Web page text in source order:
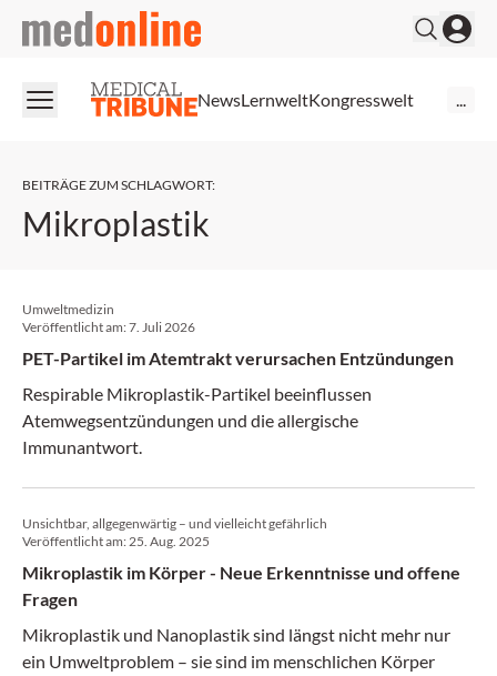
medonline
NewsLernweltKongresswelt
BEITRÄGE ZUM SCHLAGWORT:
Mikroplastik
Umweltmedizin
Veröffentlicht am:7. Juli 2026
PET-Partikel im Atemtrakt verursachen Entzündungen
Respirable Mikroplastik-Partikel beeinflussen
Atemwegsentzündungen und die allergische
Immunantwort.
Unsichtbar, allgegenwärtig – und vielleicht gefährlich
Veröffentlicht am:25. Aug. 2025
Mikroplastik im Körper - Neue Erkenntnisse und offene
Fragen
Mikroplastik und Nanoplastik sind längst nicht mehr nur
ein Umweltproblem – sie sind im menschlichen Körper